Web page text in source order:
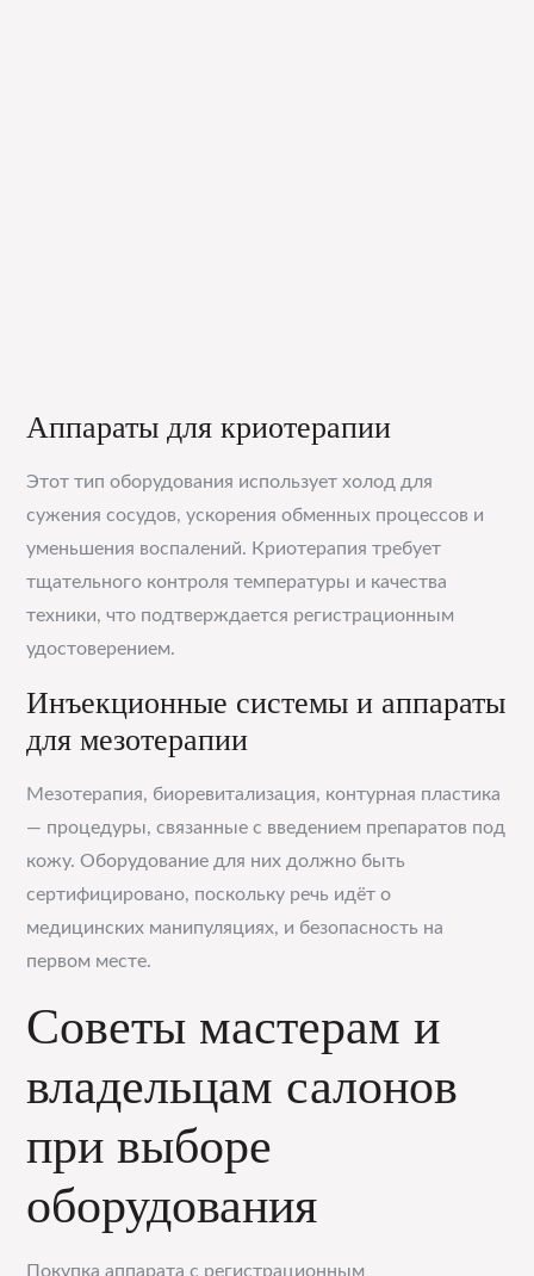
Аппараты для криотерапии
Этот тип оборудования использует холод для
сужения сосудов, ускорения обменных процессов и
уменьшения воспалений. Криотерапия требует
тщательного контроля температуры и качества
техники, что подтверждается регистрационным
удостоверением.
Инъекционные системы и аппараты
для мезотерапии
Мезотерапия, биоревитализация, контурная пластика
— процедуры, связанные с введением препаратов под
кожу. Оборудование для них должно быть
сертифицировано, поскольку речь идёт о
медицинских манипуляциях, и безопасность на
первом месте.
Советы мастерам и
владельцам салонов
при выборе
оборудования
Покупка аппарата с регистрационным